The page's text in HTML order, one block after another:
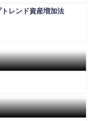
レンド資産増加法